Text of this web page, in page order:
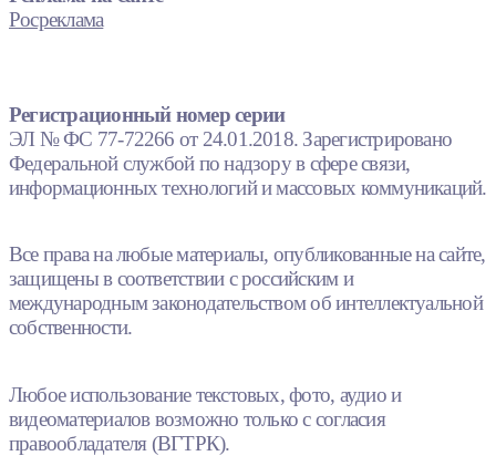
Росреклама
Регистрационный номер серии
ЭЛ № ФС 77-72266 от 24.01.2018. Зарегистрировано
Федеральной службой по надзору в сфере связи,
информационных технологий и массовых коммуникаций.
Все права на любые материалы, опубликованные на сайте,
защищены в соответствии с российским и
международным законодательством об интеллектуальной
собственности.
Любое использование текстовых, фото, аудио и
видеоматериалов возможно только с согласия
правообладателя (ВГТРК).